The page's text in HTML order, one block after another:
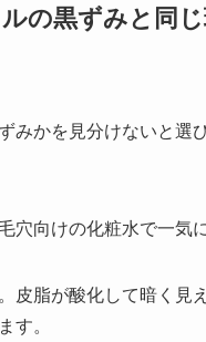
の黒ずみと同
みかを見分けないと選
穴向けの化粧水で一気
皮脂が酸化して暗く見
す。